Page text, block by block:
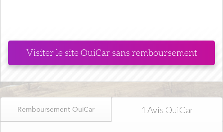
Visiter le site OuiCarsans remboursement
Remboursement OuiCar 1 Avis OuiCar